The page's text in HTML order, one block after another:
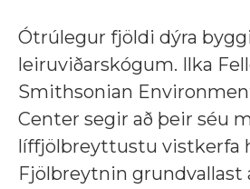
Ótrúlegur fjöldi dýra
leiruviðarskógum. Ilka
Smithsonian
Center segir að þeir séu
líffjölbreyttustu vistkerfa
Fjölbreytnin grundvallast